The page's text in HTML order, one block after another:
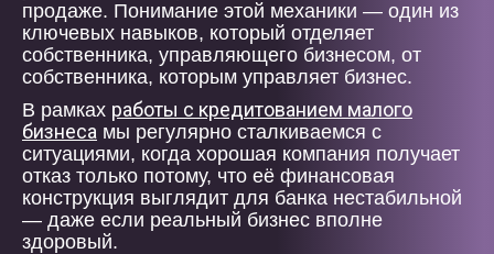
продаже. Понимание этой механики — один из
ключевых навыков, который отделяет
собственника, управляющего бизнесом, от
собственника, которым управляет бизнес.
В рамках работы с кредитованием малого
бизнеса мы регулярно сталкиваемся с
ситуациями, когда хорошая компания получает
отказ только потому, что её финансовая
конструкция выглядит для банка нестабильной
— даже если реальный бизнес вполне
здоровый.